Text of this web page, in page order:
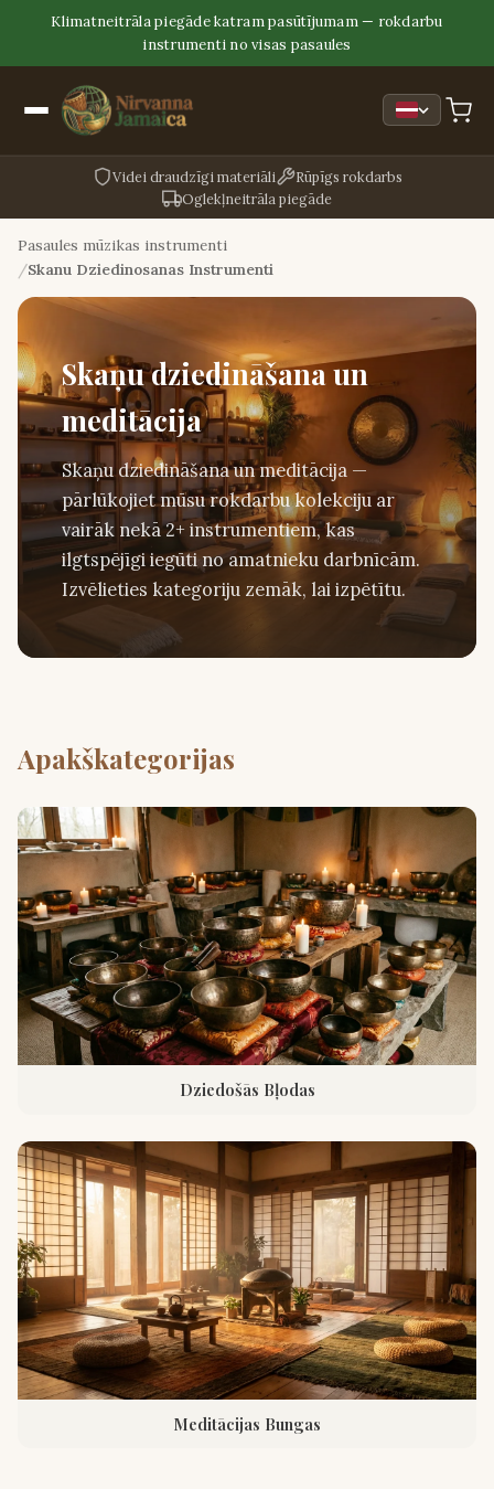
Klimatneitrāla piegāde katram pasūtījumam — rokdarbu
instrumenti no visas pasaules
Videi draudzīgi materiāli
Rūpīgs rokdarbs
Oglekļneitrāla piegāde
Pasaules mūzikas instrumenti
Skanu Dziedinosanas Instrumenti
Skaņu dziedināšana un
meditācija
Skaņu dziedināšana un meditācija —
pārlūkojiet mūsu rokdarbu kolekciju ar
vairāk nekā 2+ instrumentiem, kas
ilgtspējīgi iegūti no amatnieku darbnīcām.
Izvēlieties kategoriju zemāk, lai izpētītu.
Apakškategorijas
Dziedošās Bļodas
Meditācijas Bungas